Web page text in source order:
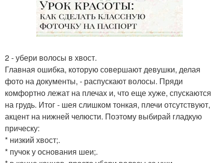
2 - убери волосы в хвост.
Главная ошибка, которую совершают девушки, делая
фото на документы, - распускают волосы. Пряди
комфортно лежат на плечах и, что еще хуже, спускаются
на грудь. Итог - шея слишком тонкая, плечи отсутствуют,
акцент на нижней челюсти. Поэтому выбирай гладкую
прическу:
* низкий хвост;.
* пучок у основания шеи;.